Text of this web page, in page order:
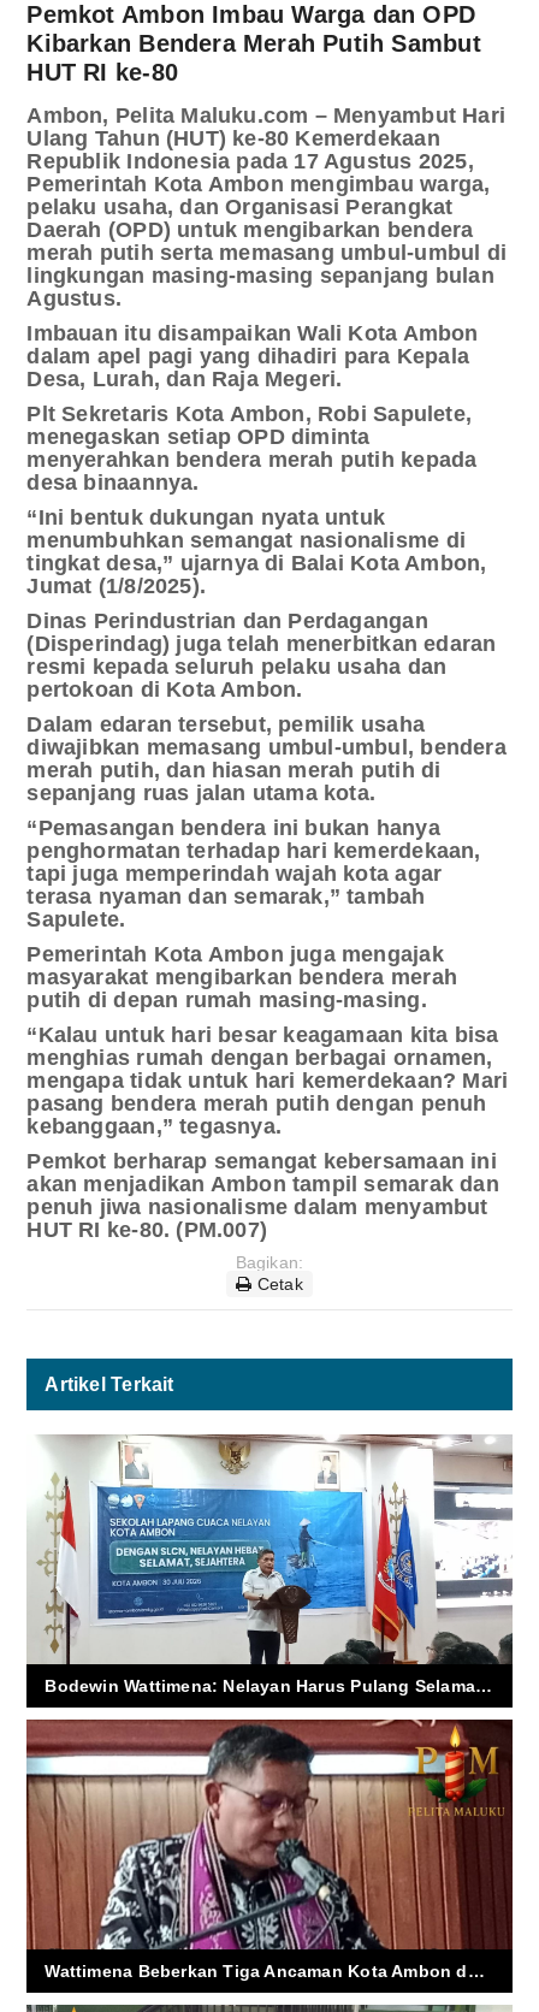
Pemkot Ambon Imbau Warga dan OPD
Kibarkan Bendera Merah Putih Sambut
HUT RI ke-80
Ambon, Pelita Maluku.com – Menyambut Hari
Ulang Tahun (HUT) ke-80 Kemerdekaan
Republik Indonesia pada 17 Agustus 2025,
Pemerintah Kota Ambon mengimbau warga,
pelaku usaha, dan Organisasi Perangkat
Daerah (OPD) untuk mengibarkan bendera
merah putih serta memasang umbul-umbul di
lingkungan masing-masing sepanjang bulan
Agustus.
Imbauan itu disampaikan Wali Kota Ambon
dalam apel pagi yang dihadiri para Kepala
Desa, Lurah, dan Raja Megeri.
Plt Sekretaris Kota Ambon, Robi Sapulete,
menegaskan setiap OPD diminta
menyerahkan bendera merah putih kepada
desa binaannya.
“Ini bentuk dukungan nyata untuk
menumbuhkan semangat nasionalisme di
tingkat desa,” ujarnya di Balai Kota Ambon,
Jumat (1/8/2025).
Dinas Perindustrian dan Perdagangan
(Disperindag) juga telah menerbitkan edaran
resmi kepada seluruh pelaku usaha dan
pertokoan di Kota Ambon.
Dalam edaran tersebut, pemilik usaha
diwajibkan memasang umbul-umbul, bendera
merah putih, dan hiasan merah putih di
sepanjang ruas jalan utama kota.
“Pemasangan bendera ini bukan hanya
penghormatan terhadap hari kemerdekaan,
tapi juga memperindah wajah kota agar
terasa nyaman dan semarak,” tambah
Sapulete.
Pemerintah Kota Ambon juga mengajak
masyarakat mengibarkan bendera merah
putih di depan rumah masing-masing.
“Kalau untuk hari besar keagamaan kita bisa
menghias rumah dengan berbagai ornamen,
mengapa tidak untuk hari kemerdekaan? Mari
pasang bendera merah putih dengan penuh
kebanggaan,” tegasnya.
Pemkot berharap semangat kebersamaan ini
akan menjadikan Ambon tampil semarak dan
penuh jiwa nasionalisme dalam menyambut
HUT RI ke-80. (PM.007)
Bagikan:
Cetak
Artikel Terkait
Bodewin Wattimena: Nelayan Harus Pulang Selamat, Bukan Sekadar Membawa Hasil Tangkapan
Wattimena Beberkan Tiga Ancaman Kota Ambon dalam Sidang Klasis ke-50 GPM